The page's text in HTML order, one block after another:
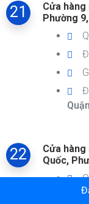
21
Cửa hàng
Phường
22
Cửa hàng
Quốc,